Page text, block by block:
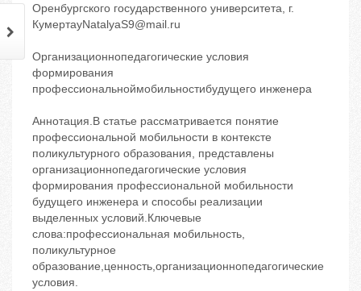
Оренбургского государственного университета, г.
КумертауNatalyaS9@mail.ru
Организационнопедагогические условия
формирования
профессиональноймобильностибудущего инженера
Аннотация.В статье рассматривается понятие
профессиональной мобильности в контексте
поликультурного образования, представлены
организационнопедагогические условия
формирования профессиональной мобильности
будущего инженера и способы реализации
выделенных условий.Ключевые
слова:профессиональная мобильность,
поликультурное
образование,ценность,организационнопедагогические
условия.